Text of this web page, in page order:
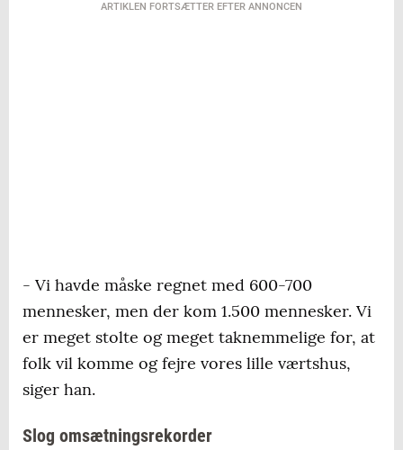
ARTIKLEN FORTSÆTTER EFTER ANNONCEN
- Vi havde måske regnet med 600-700
mennesker, men der kom 1.500 mennesker. Vi
er meget stolte og meget taknemmelige for, at
folk vil komme og fejre vores lille værtshus,
siger han.
Slog omsætningsrekorder